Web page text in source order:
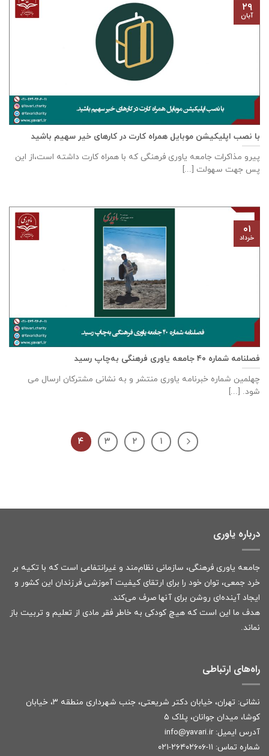
با نصب اپلیکیشن موبایل همراه کارت در کارهای خیر سهیم باشید
پیرو مذاکرات جامعه ياوری فرهنگی که با همراه کارت داشته است،از این
پس جهت سهولت [...]
۲۹
آبان
فصلنامه شماره ۴۰ جامعه یاوری فرهنگی به‌چاپ رسید
چهلمین شماره خبرنامه یاوری منتشر و به نشانی مشترکان ارسال می
شود. [...]
۰۱
خرداد
۱ ۲ ۳ ۴
درباره یاوری
جامعه یاوری فرهنگی، سازمانی نظام‌مند و غیرانتفاعی است که با تکیه بر
خرد جمعی، توان خود را برای ارتقای کیفیت آموزشی فرزندان این کشور و
ایجاد آینده‌ای روشن برای آنها صرف می‌کند.
هدف ما این است که هیچ کودکی به خاطر فقر مادی از تعلیم و تربیت باز
نماند.
راه‌های ارتباطی
نشانی: تهران، خیابان دکتر شریعتی، جنب شهرداری منطقه ۳، خیابان
کوشا، میدان جوانان، پلاک ۵
آدرس ایمیل: info@yavari.ir
شماره تماس: ۱۱-۲۶۴۰۲۶۰۶-۰۲۱